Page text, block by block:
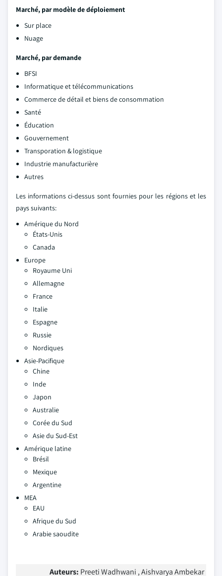
Marché, par modèle de déploiement
Sur place
Nuage
Marché, par demande
BFSI
Informatique et télécommunications
Commerce de détail et biens de consommation
Santé
Éducation
Gouvernement
Transporation & logistique
Industrie manufacturière
Autres
Les informations ci-dessus sont fournies pour les régions et les
pays suivants:
Amérique du Nord
États-Unis
Canada
Europe
Royaume Uni
Allemagne
France
Italie
Espagne
Russie
Nordiques
Asie-Pacifique
Chine
Inde
Japon
Australie
Corée du Sud
Asie du Sud-Est
Amérique latine
Brésil
Mexique
Argentine
MEA
EAU
Afrique du Sud
Arabie saoudite
Auteurs: Preeti Wadhwani , Aishvarya Ambekar